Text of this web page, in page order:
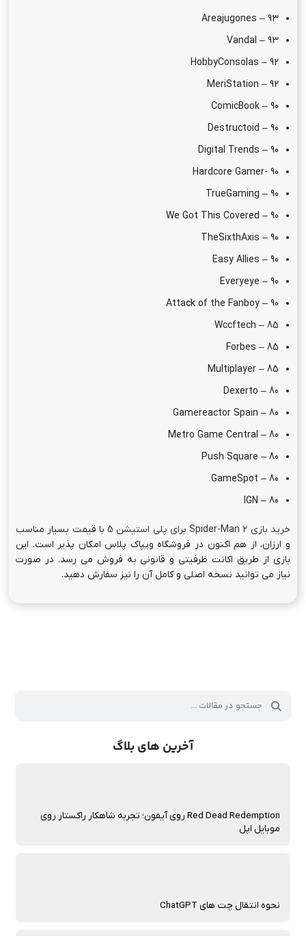
Areajugones – 93
Vandal – 93
HobbyConsolas – 92
MeriStation – 92
ComicBook – 90
Destructoid – 90
Digital Trends – 90
Hardcore Gamer- 90
TrueGaming – 90
We Got This Covered – 90
TheSixthAxis – 90
Easy Allies – 90
Everyeye – 90
Attack of the Fanboy – 90
Wccftech – 85
Forbes – 85
Multiplayer – 85
Dexerto – 80
Gamereactor Spain – 80
Metro Game Central – 80
Push Square – 80
GameSpot – 80
IGN – 80
خرید بازی Spider-Man 2 برای پلی استیشن 5
با قیمت بسیار مناسب
و ارزان، از هم اکنون در فروشگاه ویپاک پلاس امکان پذیر است. این
بازی از طریق اکانت ظرفیتی و قانونی به فروش می رسد. در صورت
نیاز می توانید نسخه اصلی و کامل آن را نیز سفارش دهید.
آخرین های بلاگ
Red Dead Redemption روی آیفون؛ تجربه شاهکار راکستار روی
موبایل اپل
نحوه انتقال چت‌ های ChatGPT